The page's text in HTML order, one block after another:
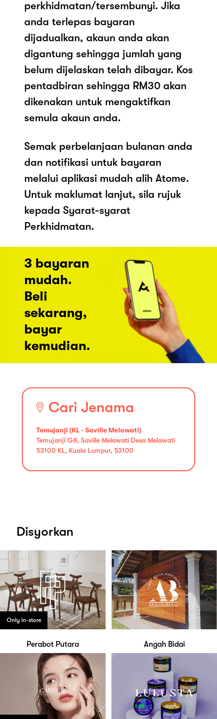
perkhidmatan/tersembunyi. Jika
anda terlepas bayaran
dijadualkan, akaun anda akan
digantung sehingga jumlah yang
belum dijelaskan telah dibayar. Kos
pentadbiran sehingga RM30 akan
dikenakan untuk mengaktifkan
semula akaun anda.
Semak perbelanjaan bulanan anda
dan notifikasi untuk bayaran
melalui aplikasi mudah alih Atome.
Untuk maklumat lanjut, sila rujuk
kepada Syarat-syarat
Perkhidmatan.
3 bayaran
mudah.
Beli
sekarang,
bayar
kemudian.
Cari Jenama
Temujanji (KL - Saville Melawati)
Temujanji G8, Saville Melawati Desa Melawati
53100 KL, Kuala Lumpur, 53100
Disyorkan
Only in-store
Perabot Putara Angah Bidai